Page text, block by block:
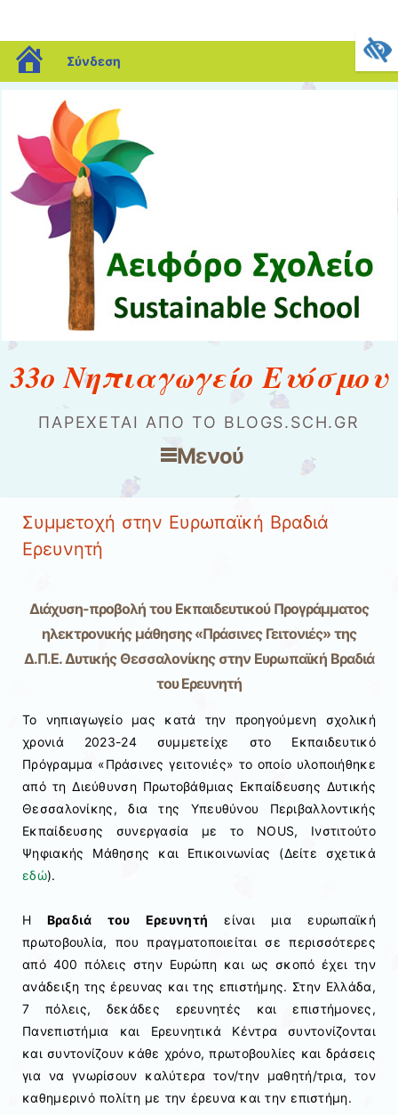
blogs.sch.gr
Σύνδεση
33ο Νηπιαγωγείο Ευόσμου
ΠΑΡΈΧΕΤΑΙ ΑΠΌ ΤΟ BLOGS.SCH.GR
Μενού
Μετάβαση στο περιεχόμενο
Συμμετοχή στην Ευρωπαϊκή Βραδιά
Ερευνητή
Διάχυση-προβολή του Εκπαιδευτικού Προγράμματος
ηλεκτρονικής μάθησης «Πράσινες Γειτονιές» της
Δ.Π.Ε. Δυτικής Θεσσαλονίκης στην Ευρωπαϊκή Βραδιά
του Ερευνητή
Το νηπιαγωγείο μας κατά την προηγούμενη σχολική
χρονιά 2023-24 συμμετείχε στο Εκπαιδευτικό
Πρόγραμμα «Πράσινες γειτονιές» το οποίο υλοποιήθηκε
από τη Διεύθυνση Πρωτοβάθμιας Εκπαίδευσης Δυτικής
Θεσσαλονίκης, δια της Υπευθύνου Περιβαλλοντικής
Εκπαίδευσης συνεργασία με το NOUS, Ινστιτούτο
Ψηφιακής Μάθησης και Επικοινωνίας (Δείτε σχετικά
εδώ).
Η Βραδιά του Ερευνητή είναι μια ευρωπαϊκή
πρωτοβουλία, που πραγματοποιείται σε περισσότερες
από 400 πόλεις στην Ευρώπη και ως σκοπό έχει την
ανάδειξη της έρευνας και της επιστήμης. Στην Ελλάδα,
7 πόλεις, δεκάδες ερευνητές και επιστήμονες,
Πανεπιστήμια και Ερευνητικά Κέντρα συντονίζονται
και συντονίζουν κάθε χρόνο, πρωτοβουλίες και δράσεις
για να γνωρίσουν καλύτερα τον/την μαθητή/τρια, τον
καθημερινό πολίτη με την έρευνα και την επιστήμη.